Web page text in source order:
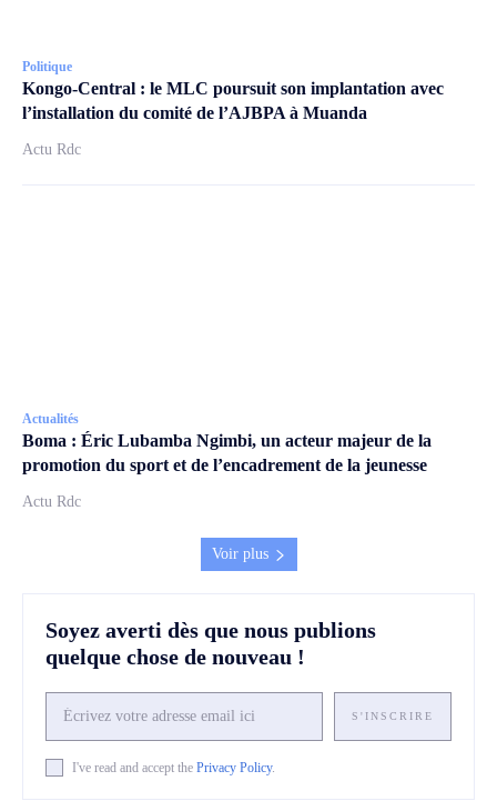
Politique
Kongo-Central : le MLC poursuit son implantation avec
l’installation du comité de l’AJBPA à Muanda
Actu Rdc
Actualités
Boma : Éric Lubamba Ngimbi, un acteur majeur de la
promotion du sport et de l’encadrement de la jeunesse
Actu Rdc
Voir plus
Soyez averti dès que nous publions
quelque chose de nouveau !
S'INSCRIRE
I've read and accept the Privacy Policy.